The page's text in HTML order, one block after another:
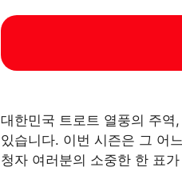
대한민국 트로트 열풍의 주
있습니다. 이번 시즌은 그 어
청자 여러분의 소중한 한 표